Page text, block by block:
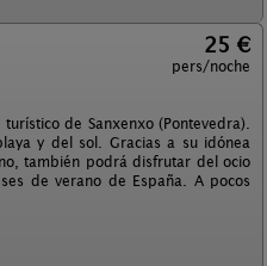
25 €
pers/noche
de Sanxenxo (Pontevedra).
y del sol. Gracias a su idónea
también podrá disfrutar del ocio
de verano de España. A pocos